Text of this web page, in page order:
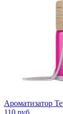
Ароматизатор